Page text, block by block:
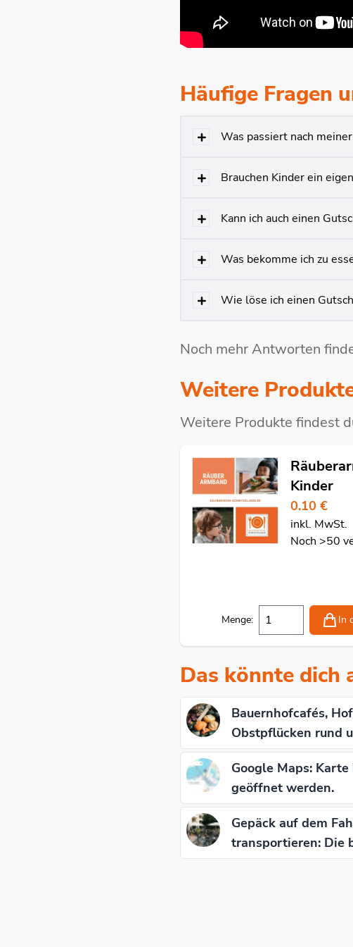
Häufige Fragen
Was passiert nach
Brauchen Kinder ein
Kann ich auch einen
Was bekomme ich zu
Wie löse ich einen
Noch mehr Antworten
Weitere
Weitere Produkte findest
Kinder
0.10 €
inkl. MwSt.
Noch >50
Menge: In
Das könnte dich
Bauernhofcafés,
Obstpflücken rund
Google Maps:
geöffnet werden.
Gepäck auf dem
transportieren: Die